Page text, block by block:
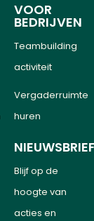
VOOR
BEDRIJVEN
Teambuilding
activiteit
Vergaderruimte
huren
Blijf op de
hoogte van
acties en